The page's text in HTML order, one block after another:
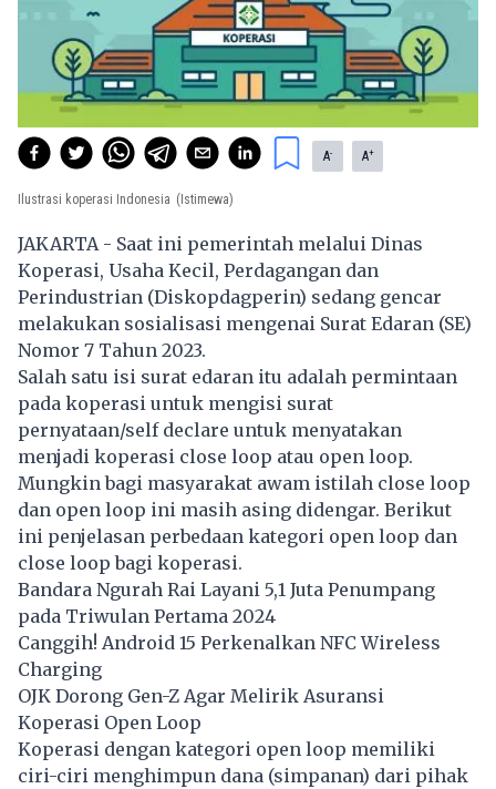
A- A+
Ilustrasi koperasi Indonesia (Istimewa)
JAKARTA - Saat ini pemerintah melalui Dinas
Koperasi, Usaha Kecil, Perdagangan dan
Perindustrian (Diskopdagperin) sedang gencar
melakukan sosialisasi mengenai Surat Edaran (SE)
Nomor 7 Tahun 2023.
Salah satu isi surat edaran itu adalah permintaan
pada koperasi untuk mengisi surat
pernyataan/self declare untuk menyatakan
menjadi koperasi close loop atau open loop.
Mungkin bagi masyarakat awam istilah close loop
dan open loop ini masih asing didengar. Berikut
ini penjelasan perbedaan kategori open loop dan
close loop bagi koperasi.
Bandara Ngurah Rai Layani 5,1 Juta Penumpang
pada Triwulan Pertama 2024
Canggih! Android 15 Perkenalkan NFC Wireless
Charging
OJK Dorong Gen-Z Agar Melirik Asuransi
Koperasi Open Loop
Koperasi dengan kategori open loop memiliki
ciri-ciri menghimpun dana (simpanan) dari pihak